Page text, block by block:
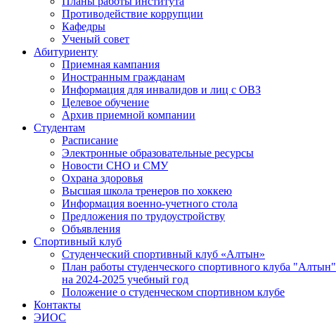
Противодействие коррупции
Кафедры
Ученый совет
Абитуриенту
Приемная кампания
Иностранным гражданам
Информация для инвалидов и лиц с ОВЗ
Целевое обучение
Архив приемной компании
Студентам
Расписание
Электронные образовательные ресурсы
Новости СНО и СМУ
Охрана здоровья
Высшая школа тренеров по хоккею
Информация военно-учетного стола
Предложения по трудоустройству
Объявления
Спортивный клуб
Студенческий спортивный клуб «Алтын»
План работы студенческого спортивного клуба "Алтын"
на 2024-2025 учебный год
Положение о студенческом спортивном клубе
Контакты
ЭИОС